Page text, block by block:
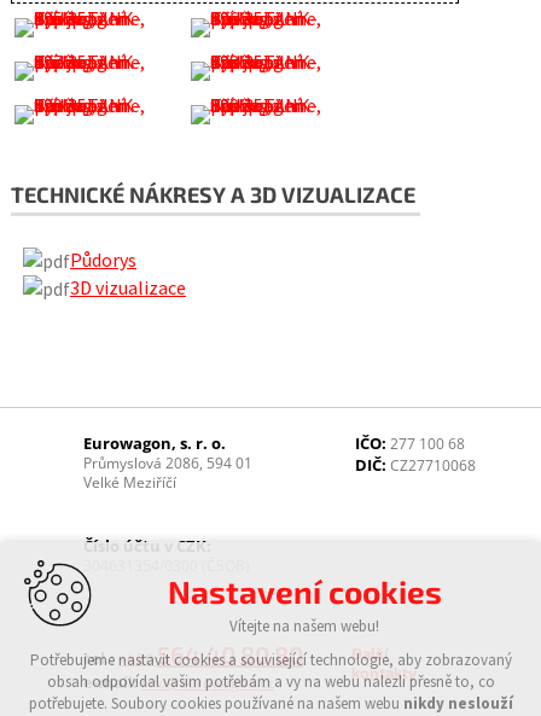
TECHNICKÉ NÁKRESY A 3D VIZUALIZACE
Půdorys
3D vizualizace
Eurowagon, s. r. o.
Průmyslová 2086, 594 01
Velké Meziříčí
IČO: 277 100 68
DIČ: CZ27710068
Číslo účtu v CZK:
tel.: +420564 40 80 80
e-mail:info@eurowagon.cz
Další
kontakty
Nastavení cookies
Vítejte na našem webu!
Potřebujeme nastavit cookies a související technologie, aby zobrazovaný
obsah odpovídal vašim potřebám a vy na webu nalezli přesně to, co
potřebujete. Soubory cookies používané na našem webu nikdy neslouží